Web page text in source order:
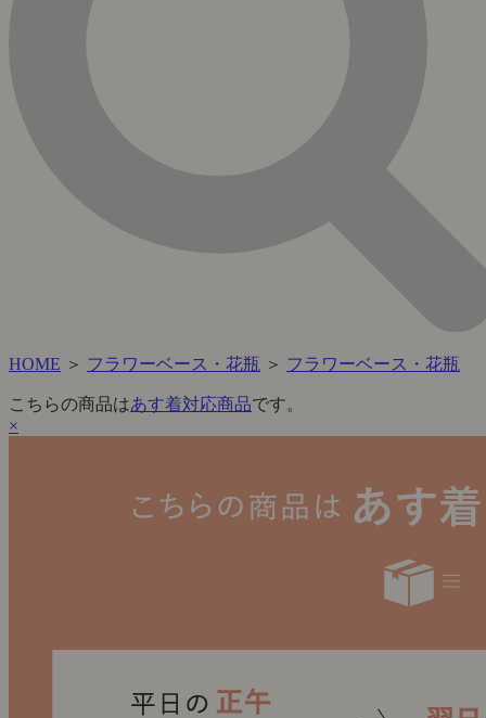
HOME ＞ フラワーベース・花瓶 ＞ フラワーベース・花瓶
こちらの商品はあす着対応商品です。
×